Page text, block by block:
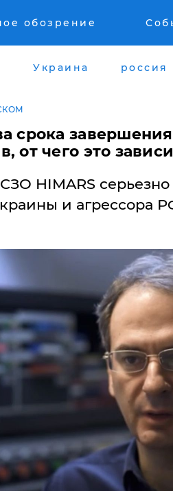
обозрение
Украина россия
срока
от чего это
HIMARS серьезно
и агрессора